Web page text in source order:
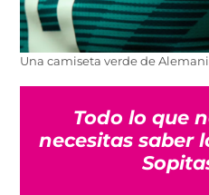
Una camiseta verde de
Todo lo que
necesitas saber